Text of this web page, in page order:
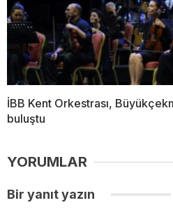
İBB Kent Orkestrası,
buluştu
YORUMLAR
Bir yanıt yazın